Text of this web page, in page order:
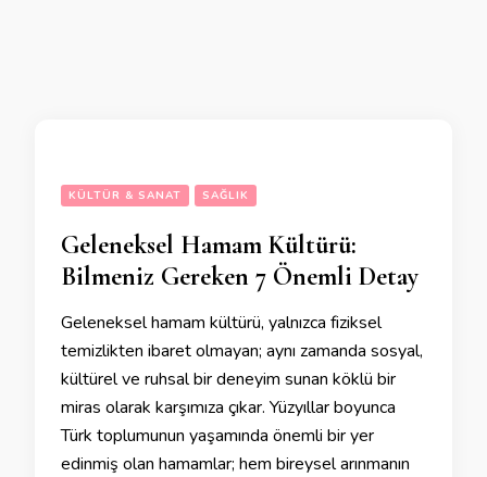
KÜLTÜR & SANAT SAĞLIK
Geleneksel Hamam Kültürü:
Bilmeniz Gereken 7 Önemli Detay
Geleneksel hamam kültürü, yalnızca fiziksel
temizlikten ibaret olmayan; aynı zamanda sosyal,
kültürel ve ruhsal bir deneyim sunan köklü bir
miras olarak karşımıza çıkar. Yüzyıllar boyunca
Türk toplumunun yaşamında önemli bir yer
edinmiş olan hamamlar; hem bireysel arınmanın